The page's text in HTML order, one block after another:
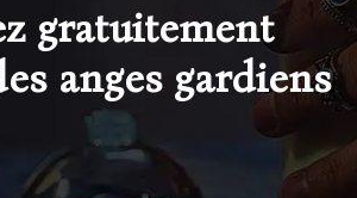
gratuitement
anges gardiens